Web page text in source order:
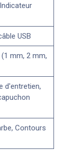
USB
mm, 2 mm,
d'entretien,
Contours